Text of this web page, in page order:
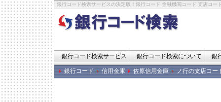
銀行コード検索サービスの決定版！銀行コード,金融機関コード,支店コー
銀行コード検索サービス 銀行コード検索について 銀
銀行コード 信用金庫 佐原信用金庫 ノ行の支店コー